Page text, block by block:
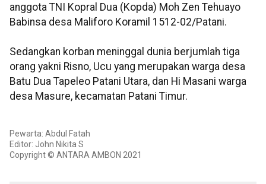
anggota TNI Kopral Dua (Kopda) Moh Zen Tehuayo
Babinsa desa Maliforo Koramil 1512-02/Patani.
Sedangkan korban meninggal dunia berjumlah tiga
orang yakni Risno, Ucu yang merupakan warga desa
Batu Dua Tapeleo Patani Utara, dan Hi Masani warga
desa Masure, kecamatan Patani Timur.
Pewarta: Abdul Fatah
Editor: John Nikita S
Copyright © ANTARA AMBON 2021